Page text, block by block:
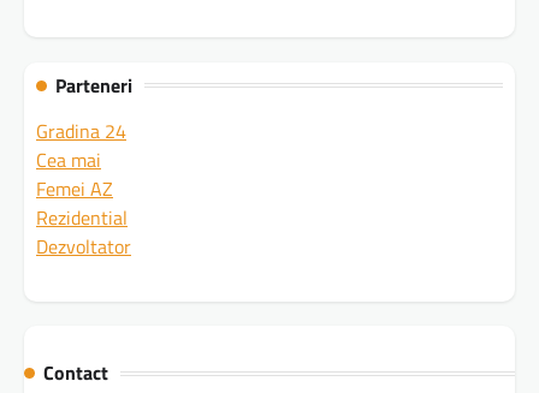
Parteneri
Gradina 24
Cea mai
Femei AZ
Rezidential
Dezvoltator
Contact